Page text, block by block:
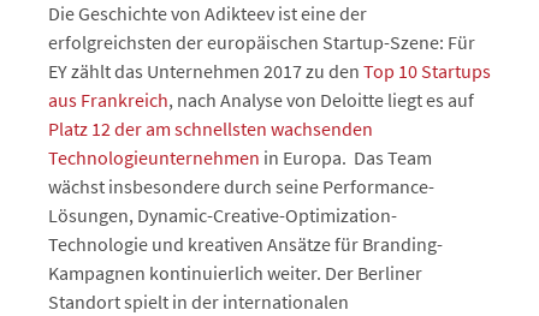
Die Geschichte von Adikteev ist eine der
erfolgreichsten der europäischen Startup-Szene: Für
EY zählt das Unternehmen 2017 zu den Top 10 Startups
aus Frankreich, nach Analyse von Deloitte liegt es auf
Platz 12 der am schnellsten wachsenden
Technologieunternehmen in Europa. Das Team
wächst insbesondere durch seine Performance-
Lösungen, Dynamic-Creative-Optimization-
Technologie und kreativen Ansätze für Branding-
Kampagnen kontinuierlich weiter. Der Berliner
Standort spielt in der internationalen